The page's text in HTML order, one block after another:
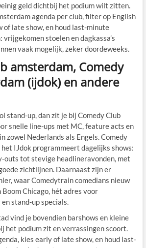
geld dichtbij het podium wilt zitten.
agenda per club, filter op English
of late show, en houd last-minute
vrijgekomen stoelen en dagkassa’s
vaak mogelijk, zeker doordeweeks.
amsterdam, Comedy
(ijdok) en andere
stand-up, dan zit je bij Comedy Club
snelle line-ups met MC, feature acts en
zowel Nederlands als Engels. Comedy
IJdok programmeert dagelijks shows:
outs tot stevige headlineravonden, met
zichtlijnen. Daarnaast zijn er
waar Comedytrain comedians nieuw
Chicago, hét adres voor
stand-up specials.
vind je bovendien barshows en kleine
het podium zit en verrassingen scoort.
kies early of late show, en houd last-